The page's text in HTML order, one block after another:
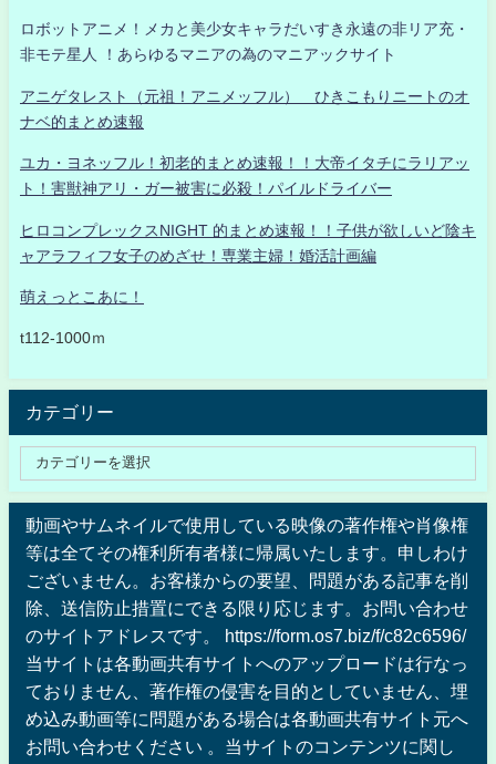
ロボットアニメ！メカと美少女キャラだいすき永遠の非リア充・
非モテ星人 ！あらゆるマニアの為のマニアックサイト
アニゲタレスト（元祖！アニメッフル） ひきこもりニートのオ
ナベ的まとめ速報
ユカ・ヨネッフル！初老的まとめ速報！！大帝イタチにラリアッ
ト！害獣神アリ・ガー被害に必殺！パイルドライバー
ヒロコンプレックスNIGHT 的まとめ速報！！子供が欲しいど陰キ
ャアラフィフ女子のめざせ！専業主婦！婚活計画編
萌えっとこあに！
t112-1000ｍ
カテゴリー
動画やサムネイルで使用している映像の著作権や肖像権
等は全てその権利所有者様に帰属いたします。申しわけ
ございません。お客様からの要望、問題がある記事を削
除、送信防止措置にできる限り応じます。お問い合わせ
のサイトアドレスです。 https://form.os7.biz/f/c82c6596/
当サイトは各動画共有サイトへのアップロードは行なっ
ておりません、著作権の侵害を目的としていません、埋
め込み動画等に問題がある場合は各動画共有サイト元へ
お問い合わせください 。当サイトのコンテンツに関し